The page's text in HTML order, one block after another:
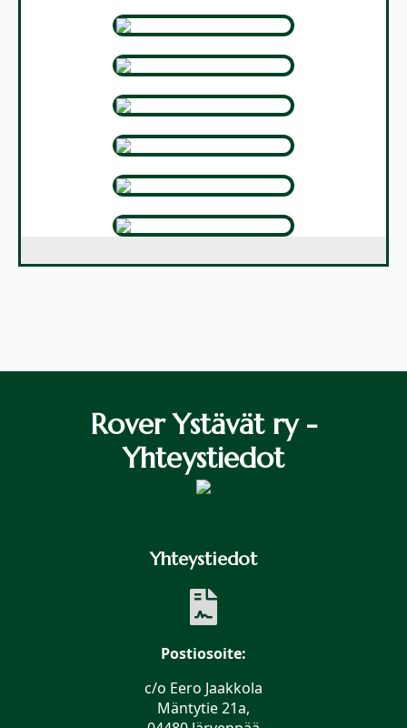
Rover Ystävät ry -
Yhteystiedot
Yhteystiedot
Postiosoite:
c/o Eero Jaakkola
Mäntytie 21a,